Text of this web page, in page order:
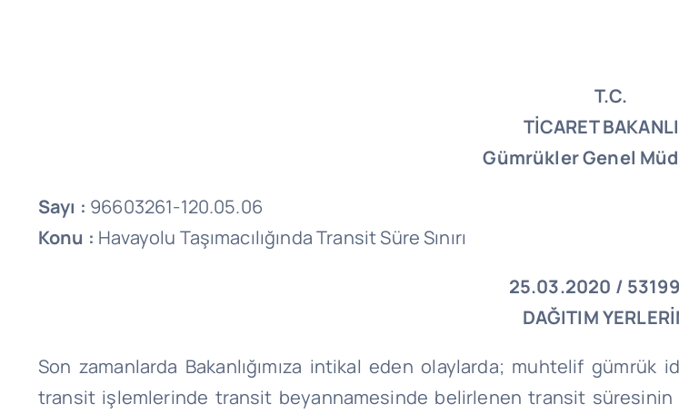
T.C.
TİCARET
Gümrükler Genel
Sayı : 96603261-120.05.06
Konu : Havayolu Taşımacılığında Transit Süre Sınırı
25.03.2020 /
DAĞITIM
Son zamanlarda Bakanlığımıza intikal eden olaylarda; muhtelif
transit işlemlerinde transit beyannamesinde belirlenen transit süresinin